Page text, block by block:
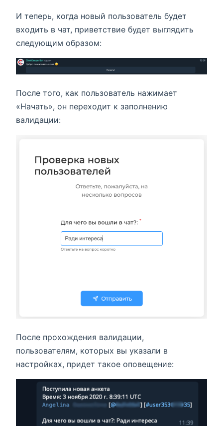
И теперь, когда новый пользователь будет
входить в чат, приветствие будет выглядить
следующим образом:
После того, как пользователь нажимает
«Начать», он переходит к заполнению
валидации:
После прохождения валидации,
пользователям, которых вы указали в
настройках, придет такое оповещение: